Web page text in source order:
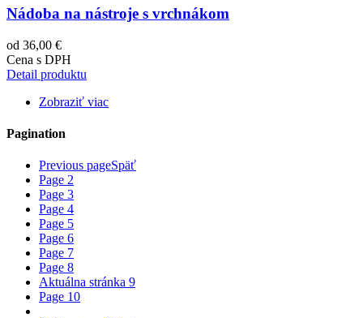
Nádoba na nástroje s vrchnákom
od 36,00 €
Cena s DPH
Detail produktu
Zobraziť viac
Pagination
Previous pageSpäť
Page 2
Page 3
Page 4
Page 5
Page 6
Page 7
Page 8
Aktuálna stránka 9
Page 10